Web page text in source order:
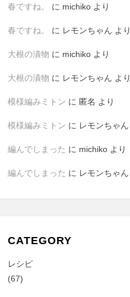
春ですね。 に michikoより
春ですね。 に レモンちゃん より
大根の漬物 に michikoより
大根の漬物 に レモンちゃん より
模様編みミトン に 匿名 より
模様編みミトン に レモンちゃん
編んでしまった に michikoより
編んでしまった に レモンちゃん
CATEGORY
レシピ
(67)